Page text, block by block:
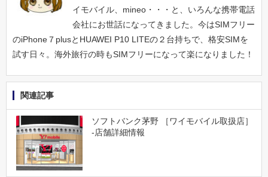
イモバイル、mineo・・・と、いろんな携帯電話
会社にお世話になってきました。今はSIMフリー
のiPhone７plusとHUAWEI P10 LITEの２台持ちで、格安SIMを
試す日々。海外旅行の時もSIMフリーになって楽になりました！
関連記事
ソフトバンク茅野 ［ワイモバイル取扱店］
-店舗詳細情報